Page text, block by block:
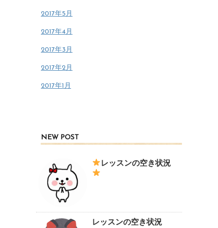
2017年5月
2017年4月
2017年3月
2017年2月
2017年1月
NEW POST
レッスンの空き状況
レッスンの空き状況